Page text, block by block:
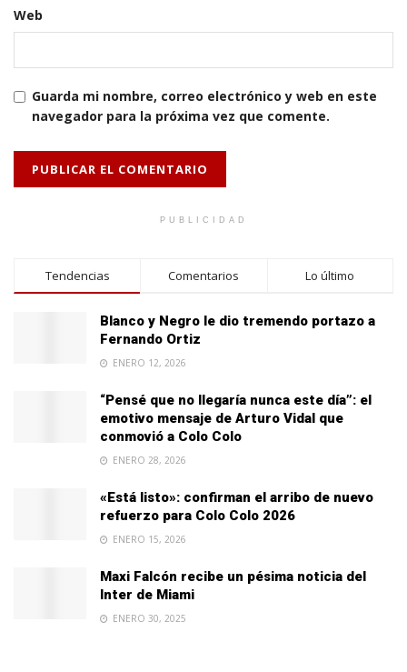
Web
Guarda mi nombre, correo electrónico y web en este
navegador para la próxima vez que comente.
PUBLICIDAD
Tendencias Comentarios Lo último
Blanco y Negro le dio tremendo portazo a
Fernando Ortiz
ENERO 12, 2026
“Pensé que no llegaría nunca este día”: el
emotivo mensaje de Arturo Vidal que
conmovió a Colo Colo
ENERO 28, 2026
«Está listo»: confirman el arribo de nuevo
refuerzo para Colo Colo 2026
ENERO 15, 2026
Maxi Falcón recibe un pésima noticia del
Inter de Miami
ENERO 30, 2025